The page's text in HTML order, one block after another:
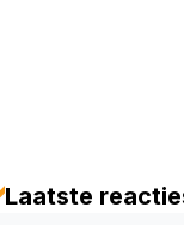
Laatste